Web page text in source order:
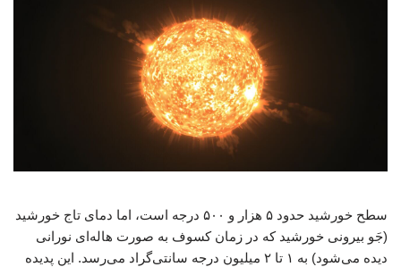
سطح خورشید حدود ۵ هزار و ۵۰۰ درجه است، اما دمای تاج خورشید
(جَو بیرونی خورشید که در زمان کسوف به صورت هاله‌ای نورانی
دیده می‌شود) به ۱ تا ۲ میلیون درجه سانتی‌گراد می‌رسد. این پدیده